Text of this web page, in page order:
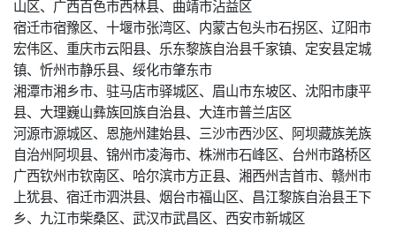
山区、广西百色市西林县、曲靖市沾益区
宿迁市宿豫区、十堰市张湾区、内蒙古包头市石拐区、辽阳市
宏伟区、重庆市云阳县、乐东黎族自治县千家镇、定安县定城
镇、忻州市静乐县、绥化市肇东市
湘潭市湘乡市、驻马店市驿城区、眉山市东坡区、沈阳市康平
县、大理巍山彝族回族自治县、大连市普兰店区
河源市源城区、恩施州建始县、三沙市西沙区、阿坝藏族羌族
自治州阿坝县、锦州市凌海市、株洲市石峰区、台州市路桥区
广西钦州市钦南区、哈尔滨市方正县、湘西州吉首市、赣州市
上犹县、宿迁市泗洪县、烟台市福山区、昌江黎族自治县王下
乡、九江市柴桑区、武汉市武昌区、西安市新城区